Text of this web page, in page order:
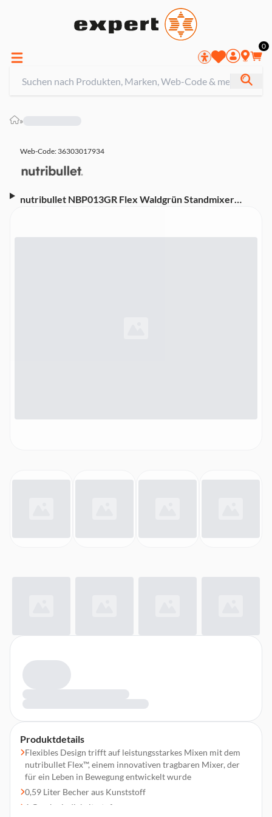
0
»
Web-Code: 36303017934
nutribullet NBP013GR Flex Waldgrün Standmixer
1 Geschwindigkeitsstufe, Waldgrün)
Produktdetails
Flexibles Design trifft auf leistungsstarkes Mixen mit dem
nutribullet Flex™, einem innovativen tragbaren Mixer, der
für ein Leben in Bewegung entwickelt wurde
0,59 Liter Becher aus Kunststoff
1 Geschwindigkeitsstufe